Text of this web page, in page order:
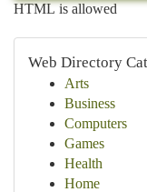
HTML is allowed
Web Directory
Arts
Business
Computers
Games
Health
Home